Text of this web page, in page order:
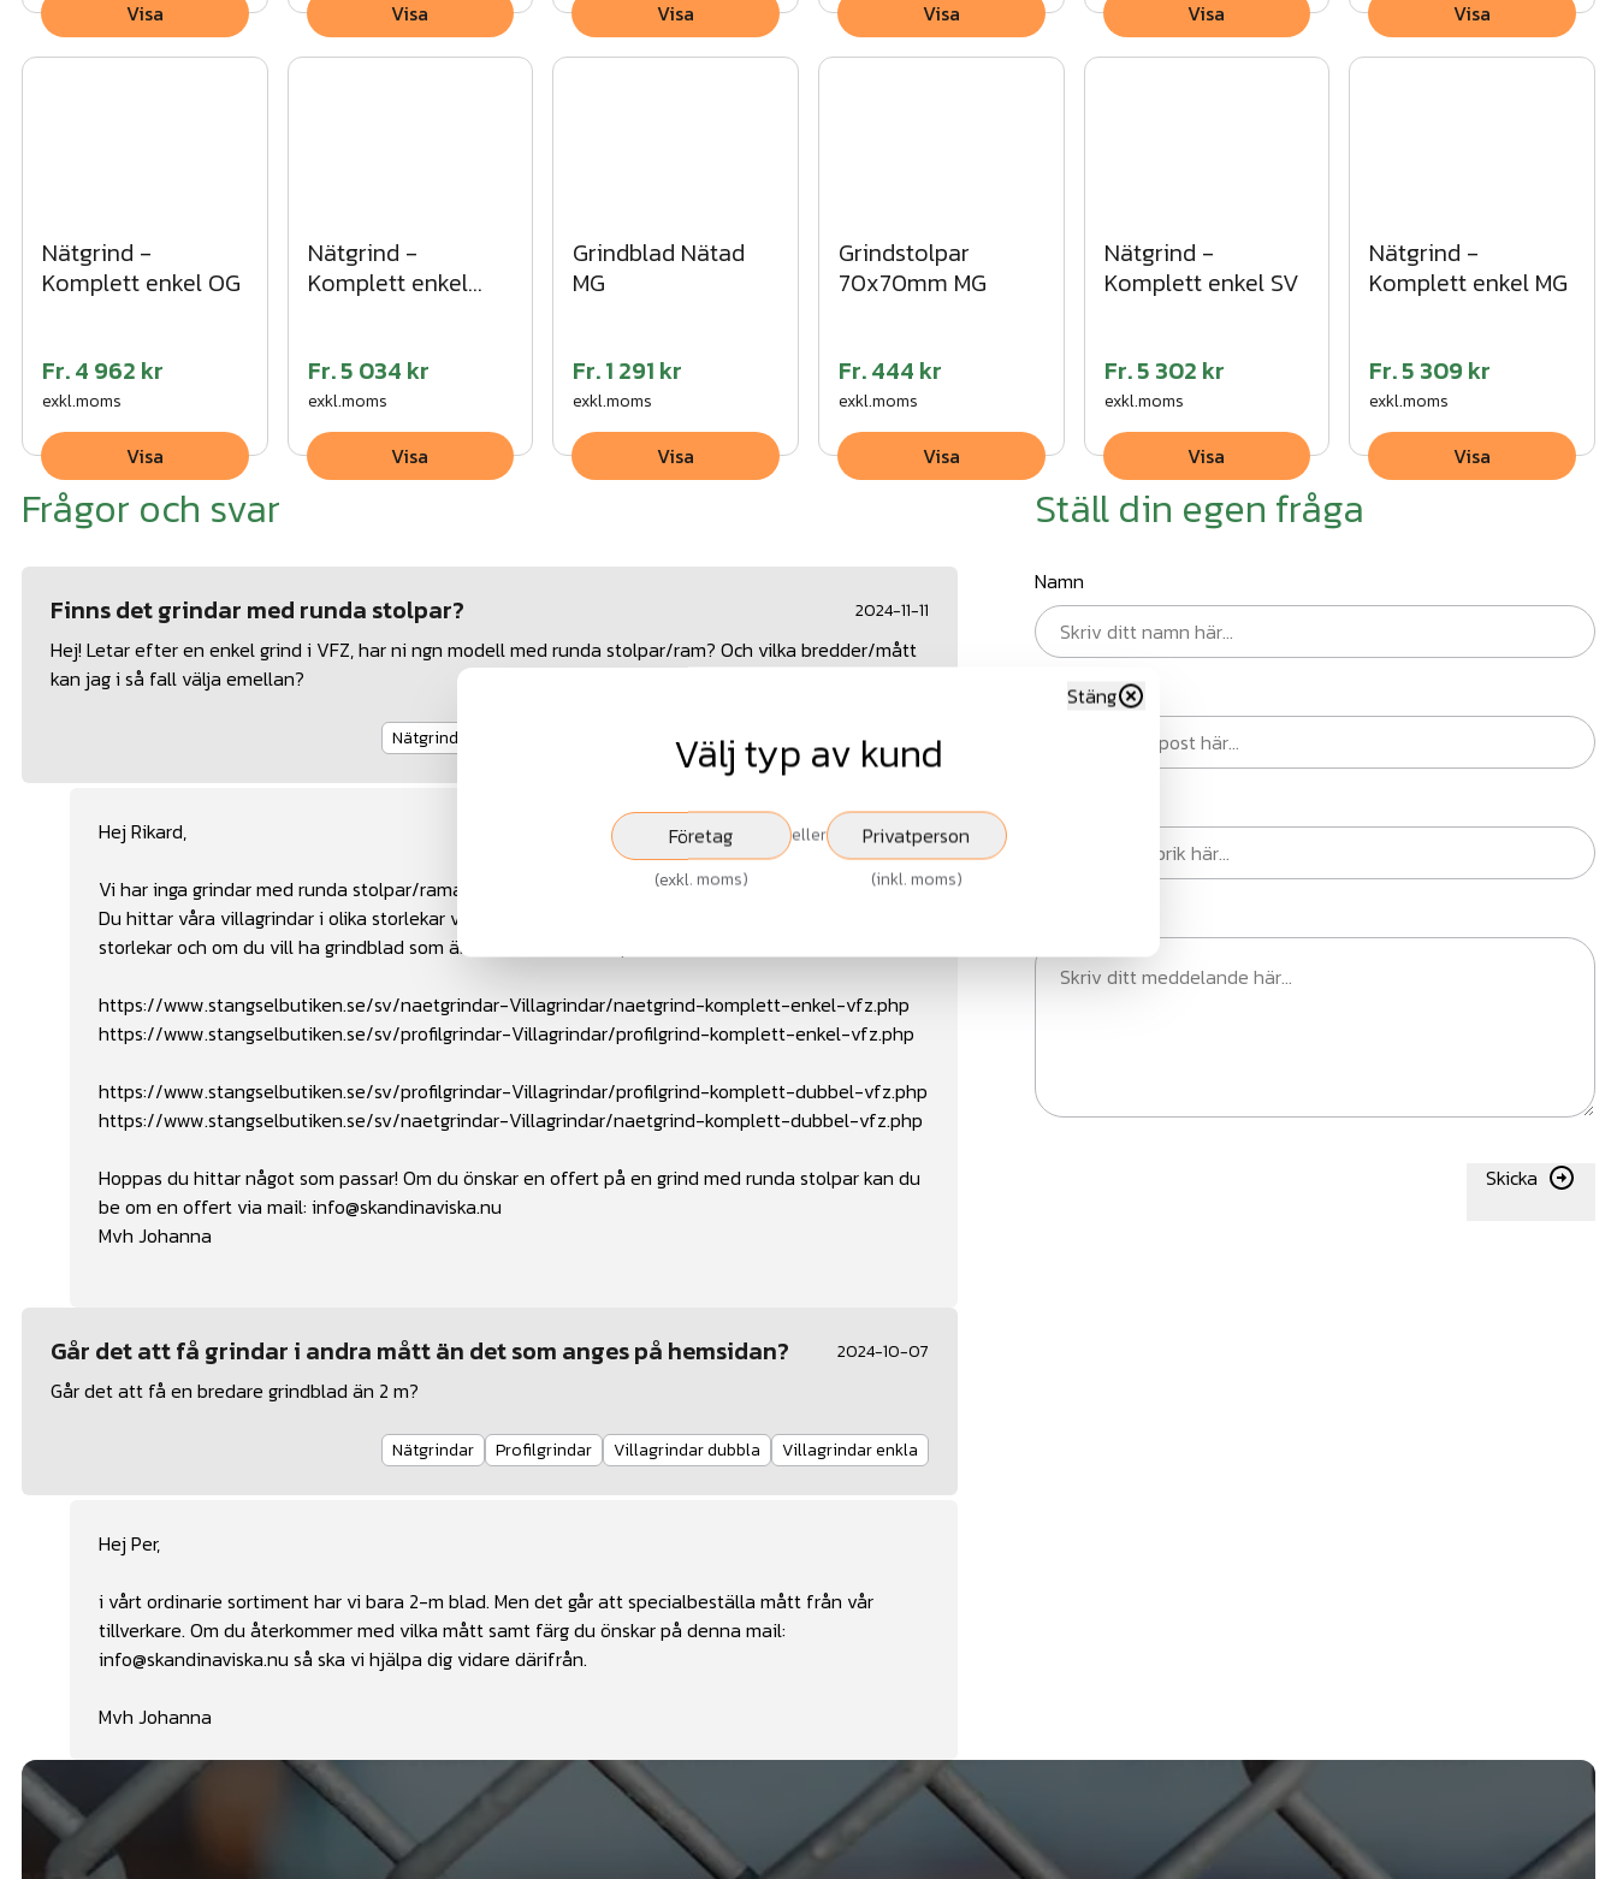
Visa Visa Visa Visa Visa Visa
Nätgrind -
Komplett enkel OG
Fr.4 962 kr
exkl.moms
Visa
Nätgrind -
Komplett enkel
Fr.5 034 kr
exkl.moms
Visa
Grindblad Nätad
MG
Fr.1 291 kr
exkl.moms
Visa
Grindstolpar
70x70mm MG
Fr.444 kr
exkl.moms
Visa
Nätgrind -
Komplett enkel SV
Fr.5 302 kr
exkl.moms
Visa
Nätgrind -
Komplett enkel MG
Fr.5 309 kr
exkl.moms
Visa
Frågor och svar
2024-11-11
Finns det grindar med runda stolpar?
Hej! Letar efter en enkel grind i VFZ, har ni ngn modell med runda stolpar/ram? Och vilka bredder/mått
kan jag i så fall välja emellan?
Nätgrindar Villagrindar dubbla Villagrindar enkla
Hej Rikard,
Vi har inga grindar med runda stolpar/ramar.
Du hittar våra villagrindar i olika storlekar via länkarna. Där hittar väljer du bland flera olika
storlekar och om du vill ha grindblad som är nätade eller med profiler.
https://www.stangselbutiken.se/sv/naetgrindar-Villagrindar/naetgrind-komplett-enkel-vfz.php
https://www.stangselbutiken.se/sv/profilgrindar-Villagrindar/profilgrind-komplett-enkel-vfz.php
https://www.stangselbutiken.se/sv/profilgrindar-Villagrindar/profilgrind-komplett-dubbel-vfz.php
https://www.stangselbutiken.se/sv/naetgrindar-Villagrindar/naetgrind-komplett-dubbel-vfz.php
Hoppas du hittar något som passar! Om du önskar en offert på en grind med runda stolpar kan du
be om en offert via mail: info@skandinaviska.nu
Mvh Johanna
2024-10-07
Går det att få grindar i andra mått än det som anges på hemsidan?
Går det att få en bredare grindblad än 2 m?
Nätgrindar Profilgrindar Villagrindar dubbla Villagrindar enkla
Hej Per,
i vårt ordinarie sortiment har vi bara 2-m blad. Men det går att specialbeställa mått från vår
tillverkare. Om du återkommer med vilka mått samt färg du önskar på denna mail:
info@skandinaviska.nu så ska vi hjälpa dig vidare därifrån.
Mvh Johanna
Ställ din egen fråga
Namn
E-post
Skicka
Välj typ av kund
Stäng
Företag
(exkl. moms)
eller Privatperson
(inkl. moms)